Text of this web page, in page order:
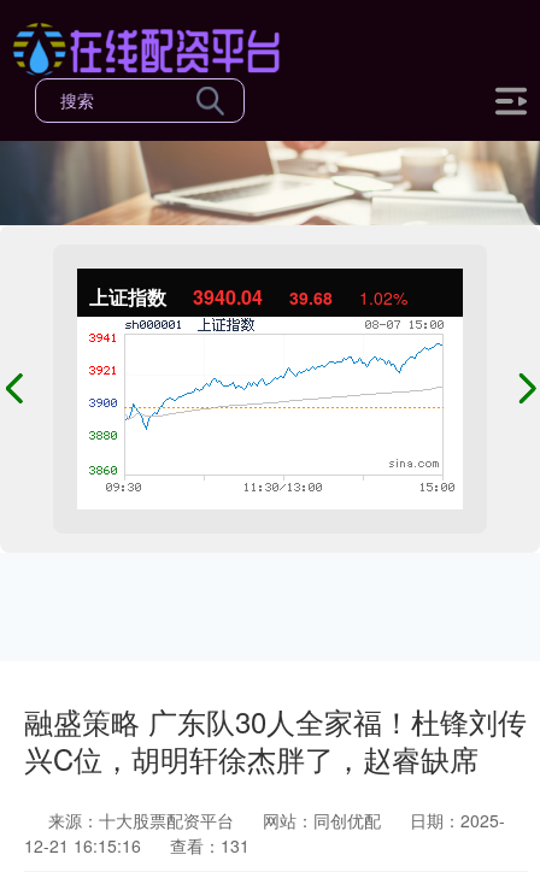
上证指数 3940.04 39.68 1.02%
融盛策略 广东队30人全家福！杜锋刘传
兴C位，胡明轩徐杰胖了，赵睿缺席
来源：十大股票配资平台 网站：同创优配
日期：2025-
12-21 16:15:16
查看：131